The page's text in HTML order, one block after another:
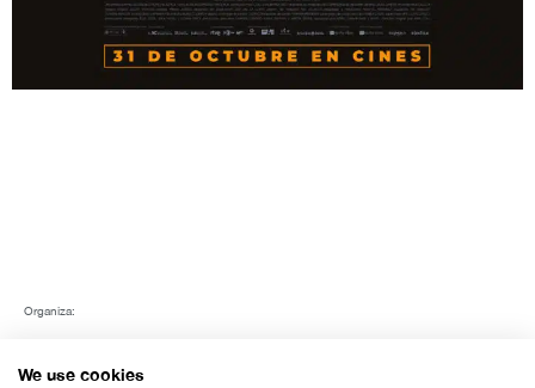
Organiza:
We use cookies